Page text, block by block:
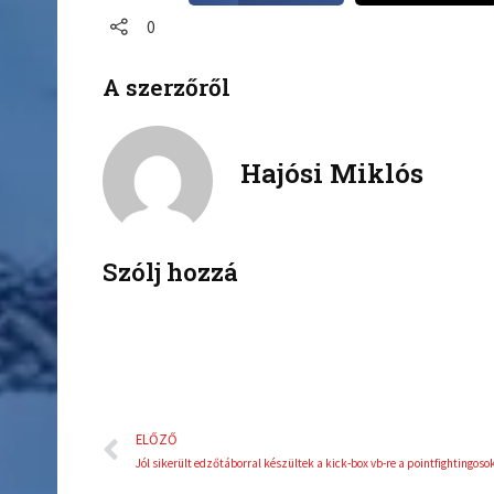
o
c
o
w
i
0
A szerzőről
Hajósi Miklós
Szólj hozzá
Előző
ELŐZŐ
Jól sikerült edzőtáborral készültek a kick-box vb-re a pointfightingosok